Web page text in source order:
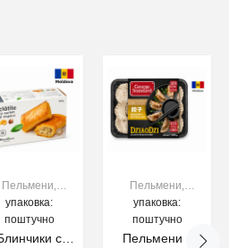
Пельмени,
вареники,
папанаси
упаковка:
поштучно
с
Пельмени,
вареники,
папанаси
упаковка:
поштучно
Пельмени с